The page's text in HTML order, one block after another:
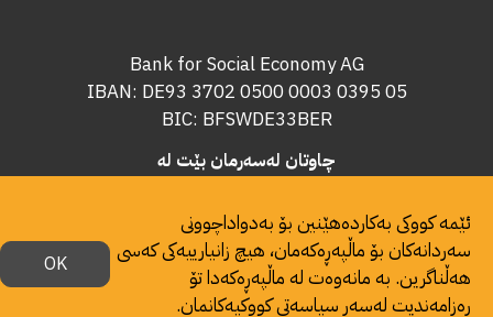
Bank for Social Economy AG
IBAN: DE93 3702 0500 0003 0395 05
BIC: BFSWDE33BER
چاوتان لەسەرمان بێت لە
ئێمە کووکی بەکاردەهێنین بۆ بەدواداچوونی
سەردانەکان بۆ ماڵپەڕەکەمان، هیچ زانیارییەکی کەسی
هەڵناگرین. بە مانەوەت لە ماڵپەڕەکەدا تۆ
ڕەزامەندیت لەسەر سیاسەتی کووکیەکانمان.
OK